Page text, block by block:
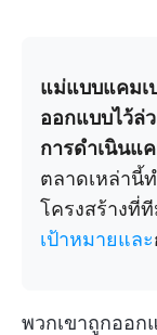
แม่แบบแคมเ
ออกแบบไว้ล่
การดำเนินแ
ตลาดเหล่านี้
โครงสร้างที่
เป้าหมายและ
พวกเขาถูกออ